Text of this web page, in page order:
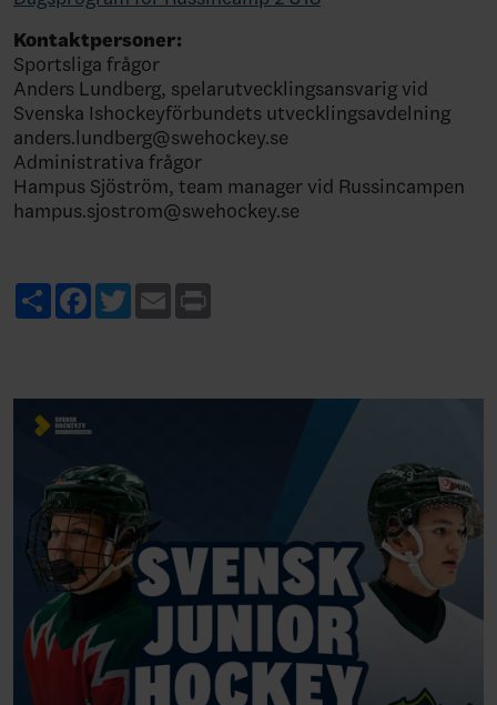
Kontaktpersoner:
Sportsliga frågor
Anders Lundberg, spelarutvecklingsansvarig vid
Svenska Ishockeyförbundets utvecklingsavdelning
anders.lundberg@swehockey.se
Administrativa frågor
Hampus Sjöström, team manager vid Russincampen
hampus.sjostrom@swehockey.se
ShareFacebook
TwitterEmail